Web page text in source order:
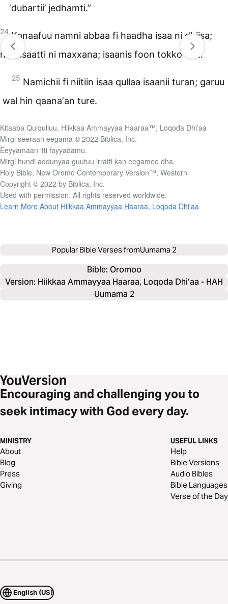
‘dubartii’ jedhamti.”
24 Kanaafuu namni abbaa fi haadha isaa ni dhiisa;
niitii isaatti ni maxxana; isaanis foon tokko taʼu.
25 Namichii fi niitiin isaa qullaa isaanii turan; garuu
wal hin qaanaʼan ture.
Kitaaba Qulqulluu, Hiikkaa Ammayyaa Haaraa™, Loqoda Dhiʼaa
Mirgi seeraan eegama © 2022 Biblica, Inc.
Eeyyamaan itti fayyadamu.
Mirgi hundi addunyaa guutuu irratti kan eegamee dha.
Holy Bible, New Oromo Contemporary Version™, Western
Copyright © 2022 by Biblica, Inc.
Used with permission. All rights reserved worldwide.
Learn More About Hiikkaa Ammayyaa Haaraa, Loqoda Dhiʼaa
Popular Bible Verses fromUumama 2
Bible: Oromoo
Version: Hiikkaa Ammayyaa Haaraa, Loqoda Dhiʼaa - HAH
Uumama 2
Encouraging and challenging you to
seek intimacy with God every day.
MINISTRY
About
Blog
Press
Giving
USEFUL LINKS
Help
Bible Versions
Audio Bibles
Bible Languages
Verse of the Day
English (US)